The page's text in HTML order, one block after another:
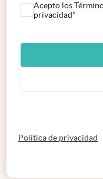
Acepto los
privacidad*
Política de privacidad